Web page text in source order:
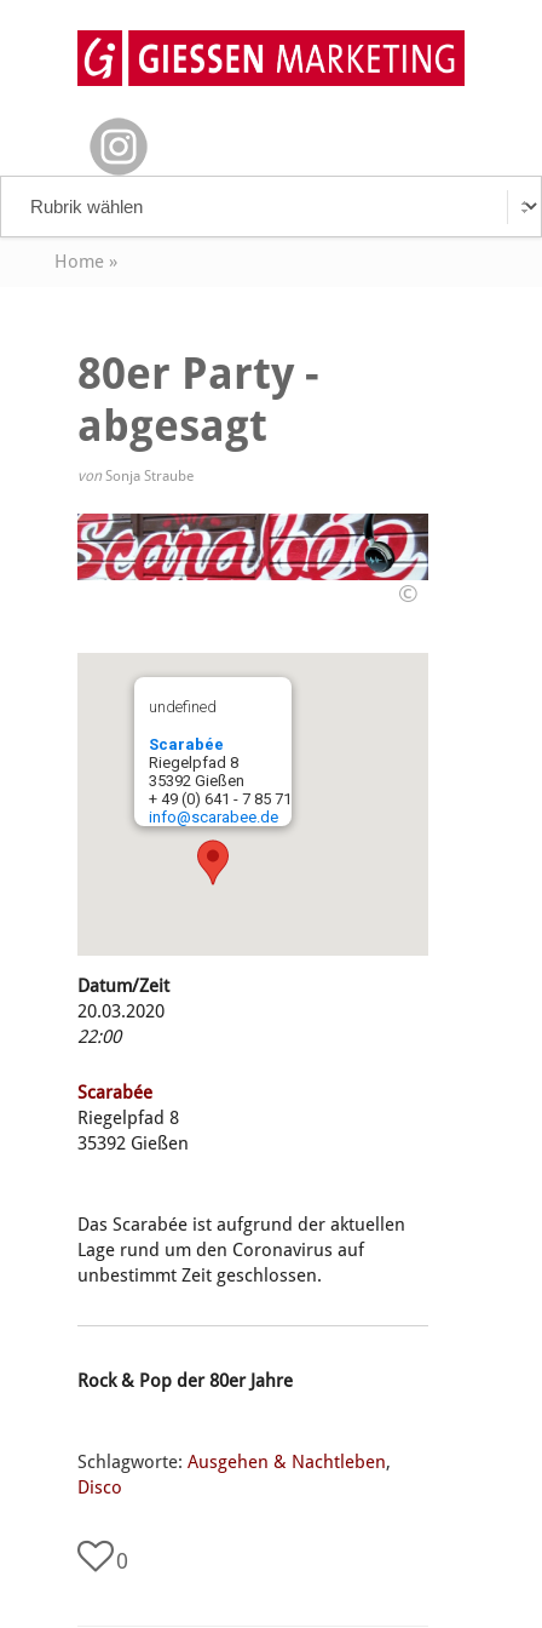
Home»
80er Party -
abgesagt
von Sonja Straube
©
undefined
Scarabée
Riegelpfad 8
35392 Gießen
+ 49 (0) 641 - 7 85 71
info@scarabee.de
Datum/Zeit
20.03.2020
22:00
Scarabée
Riegelpfad 8
35392 Gießen
Das Scarabée ist aufgrund der aktuellen
Lage rund um den Coronavirus auf
unbestimmt Zeit geschlossen.
Rock & Pop der 80er Jahre
Schlagworte: Ausgehen & Nachtleben,
Disco
0